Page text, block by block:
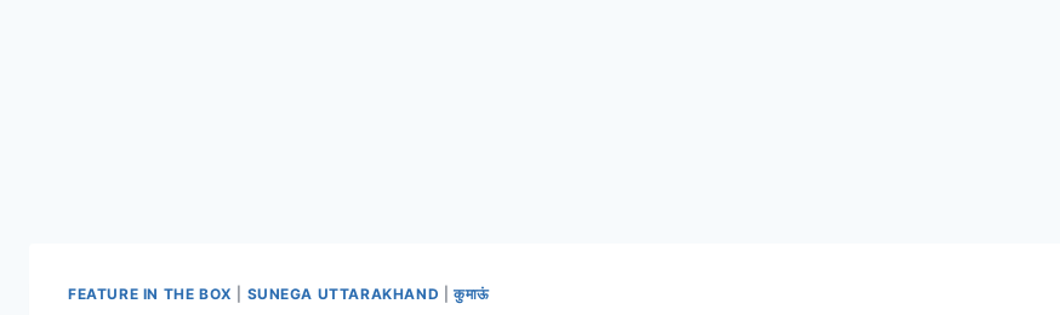
FEATURE IN THE BOX SUNEGA UTTARAKHAND |कुमाऊं